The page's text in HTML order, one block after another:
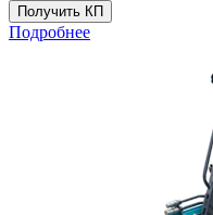
Получить КП
Подробнее